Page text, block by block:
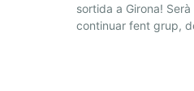
sortida a Girona!
continuar fent grup,